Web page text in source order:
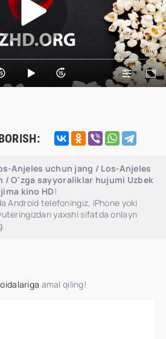
0:00
Anjeles uchun jang / Los-Anjeles
/ O'zga sayyoraliklar hujumi Uzbek
kino HD!
Android telefoningiz, iPhone yoki
yaxshi sifatda onlayn
amal qiling!